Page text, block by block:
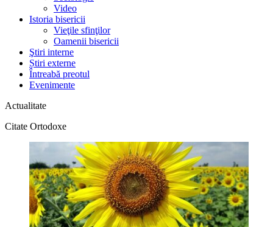
Video
Istoria bisericii
Vieţile sfinţilor
Oamenii bisericii
Ştiri interne
Știri externe
Întreabă preotul
Evenimente
Actualitate
Citate Ortodoxe